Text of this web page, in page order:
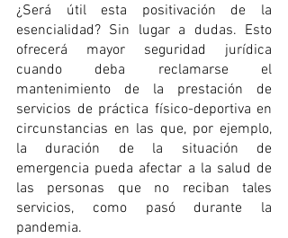
¿Será útil esta positivación de la
esencialidad? Sin lugar a dudas. Esto
ofrecerá mayor seguridad jurídica
cuando deba reclamarse el
mantenimiento de la prestación de
servicios de práctica físico-deportiva en
circunstancias en las que, por ejemplo,
la duración de la situación de
emergencia pueda afectar a la salud de
las personas que no reciban tales
servicios, como pasó durante la
pandemia.